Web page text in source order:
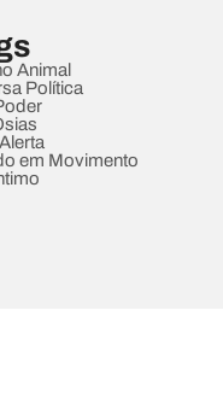
Animal
Política
em Movimento